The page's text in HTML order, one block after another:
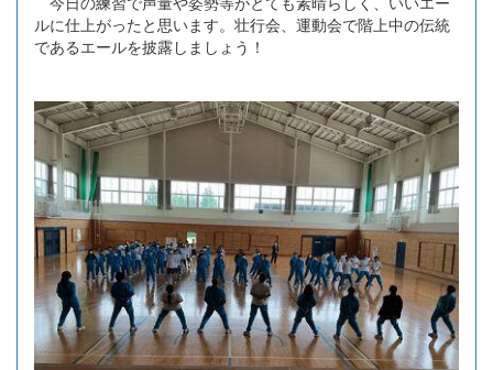
ルに仕上がったと思います。壮行会、運動会で階上中の伝統
であるエールを披露しましょう！